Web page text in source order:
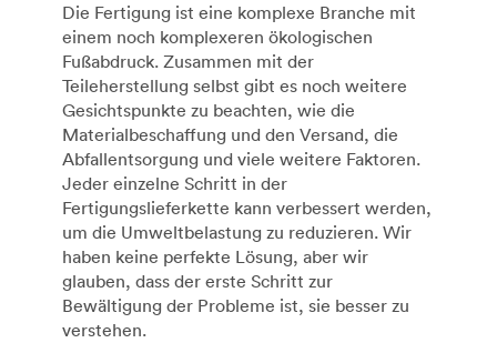
Die Fertigung ist eine komplexe Branche mit
einem noch komplexeren ökologischen
Fußabdruck. Zusammen mit der
Teileherstellung selbst gibt es noch weitere
Gesichtspunkte zu beachten, wie die
Materialbeschaffung und den Versand, die
Abfallentsorgung und viele weitere Faktoren.
Jeder einzelne Schritt in der
Fertigungslieferkette kann verbessert werden,
um die Umweltbelastung zu reduzieren. Wir
haben keine perfekte Lösung, aber wir
glauben, dass der erste Schritt zur
Bewältigung der Probleme ist, sie besser zu
verstehen.